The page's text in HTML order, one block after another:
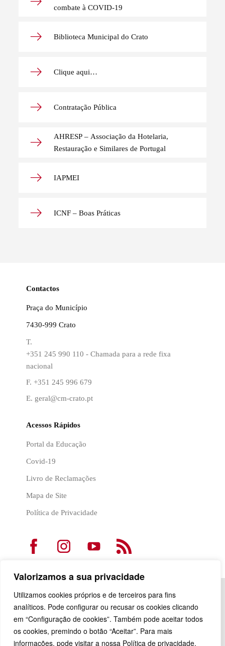
Valorizamos a sua privacidade
Utilizamos cookies próprios e de terceiros para fins
analíticos. Pode configurar ou recusar os cookies clicando
em “Configuração de cookies”. Também pode aceitar todos
os cookies, premindo o botão “Aceitar”. Para mais
informações, pode visitar a nossa Política de privacidade.
combate à COVID-19
Biblioteca Municipal do Crato
Clique aqui…
Contratação Pública
AHRESP – Associação da Hotelaria,
Restauração e Similares de Portugal
IAPMEI
ICNF – Boas Práticas
Contactos
Praça do Município
7430-999 Crato
T.
+351 245 990 110 - Chamada para a rede fixa
nacional
F.+351 245 996 679
E. geral@cm-crato.pt
Acessos Rápidos
Portal da Educação
Covid-19
Livro de Reclamações
Mapa de Site
Política de Privacidade